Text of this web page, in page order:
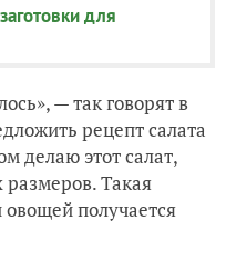
для
— так говорят в
рецепт салата
делаю этот салат,
размеров. Такая
получается